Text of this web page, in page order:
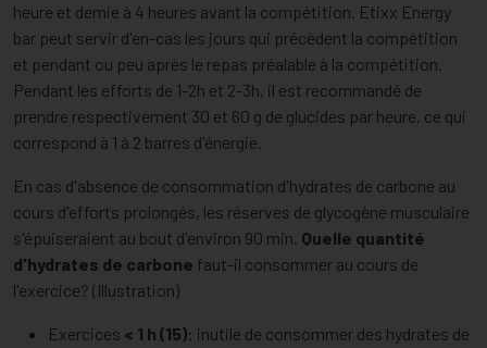
heure et demie à 4 heures avant la compétition. Etixx Energy
bar peut servir d'en-cas les jours qui précèdent la compétition
et pendant ou peu après le repas préalable à la compétition.
Pendant les efforts de 1-2h et 2-3h, il est recommandé de
prendre respectivement 30 et 60 g de glucides par heure, ce qui
correspond à 1 à 2 barres d'énergie.
En cas d'absence de consommation d'hydrates de carbone au
cours d'efforts prolongés, les réserves de glycogène musculaire
s'épuiseraient au bout d'environ 90 min. Quelle quantité
d'hydrates de carbone faut-il consommer au cours de
l'exercice? (Illustration)
Exercices < 1 h (15): inutile de consommer des hydrates de